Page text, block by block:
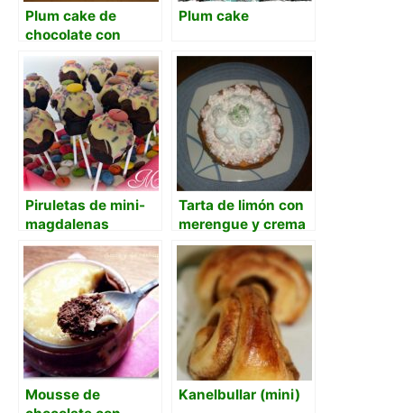
Plum cake de
chocolate con
Plum cake
Piruletas de mini-
magdalenas
Tarta de limón con
merengue y crema
al Thermomix
Mousse de
Kanelbullar (mini)